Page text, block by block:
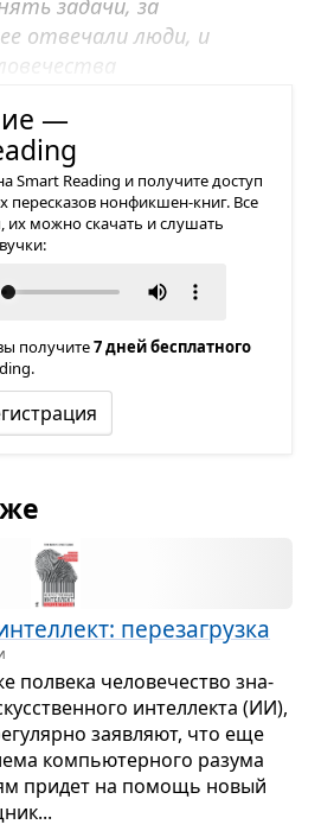
отвечали люди, и
—
Smart Reading и получите доступ
пересказов нонфикшен-книг. Все
их можно скачать и слушать
получите7 дней бесплатного
пере­за­грузка
пол­века чело­ве­че­ство зна­
интел­лекта (ИИ),
заяв­ляют, что еще
ком­пью­тер­ного разума
при­дет на помощь новый